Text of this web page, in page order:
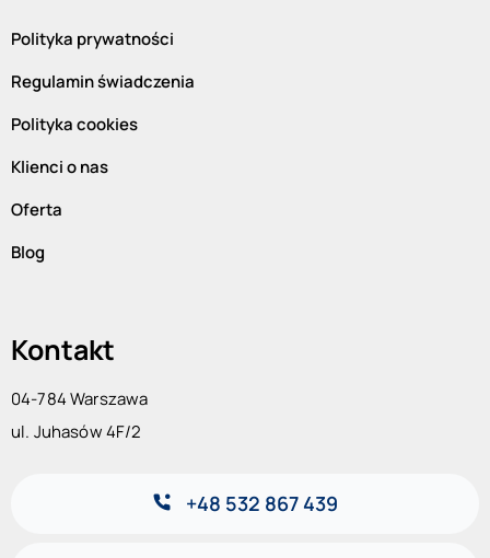
Polityka prywatności
Regulamin świadczenia
Polityka cookies
Klienci o nas
Oferta
Blog
Kontakt
04-784 Warszawa
ul. Juhasów 4F/2
+48 532 867 439